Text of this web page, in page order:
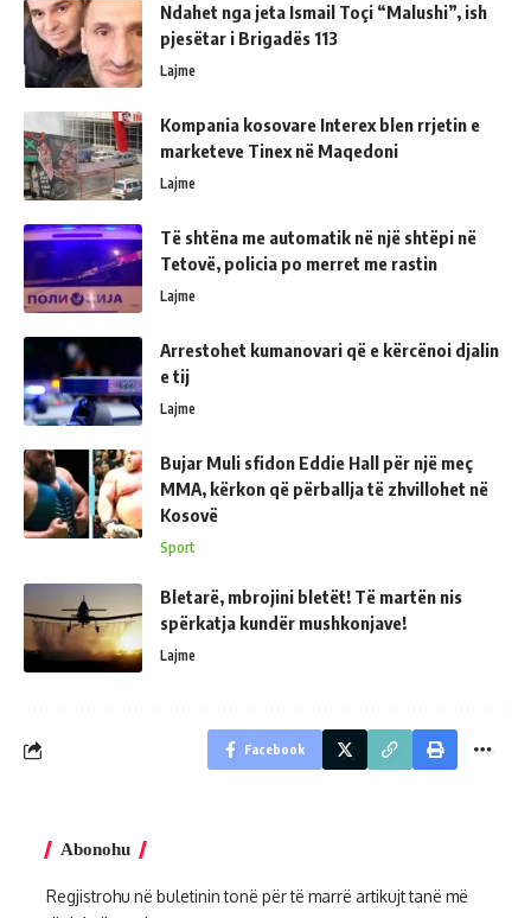
Ndahet nga jeta Ismail Toçi “Malushi”, ish
pjesëtar i Brigadës 113
Lajme
Kompania kosovare Interex blen rrjetin e
marketeve Tinex në Maqedoni
Lajme
Të shtëna me automatik në një shtëpi në
Tetovë, policia po merret me rastin
Lajme
Arrestohet kumanovari që e kërcënoi djalin
e tij
Lajme
Bujar Muli sfidon Eddie Hall për një meç
MMA, kërkon që përballja të zhvillohet në
Kosovë
Sport
Bletarë, mbrojini bletët! Të martën nis
spërkatja kundër mushkonjave!
Lajme
Facebook
Abonohu
Regjistrohu në buletinin tonë për të marrë artikujt tanë më